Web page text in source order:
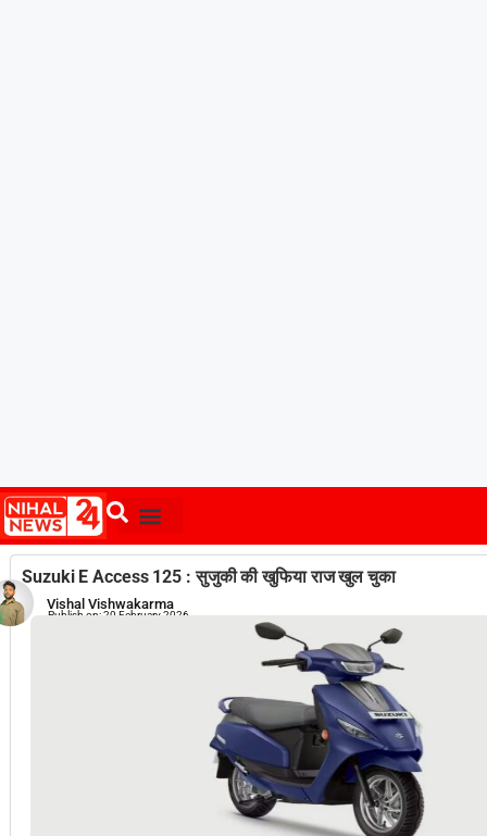
Suzuki E Access 125 : सुजुकी की खुफिया राज खुल चुका
Vishal Vishwakarma
Publish on:20 February 2026